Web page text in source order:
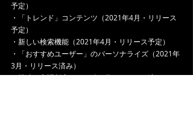
予定）
・「トレンド」コンテンツ（2021年4月・リリース
予定）
・新しい検索機能（2021年4月・リリース予定）
・「おすすめユーザー」のパーソナライズ（2021年
3月・リリース済み）
・投稿の言語判定（2021年3月・リリース済み）